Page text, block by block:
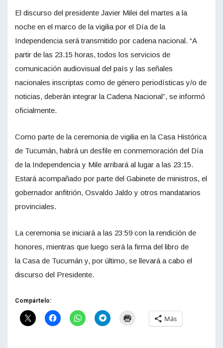
El discurso del presidente Javier Milei del martes a la
noche en el marco de la vigilia por el Día de la
Independencia será transmitido por cadena nacional. “A
partir de las 23.15 horas, todos los servicios de
comunicación audiovisual del país y las señales
nacionales inscriptas como de género periodísticas y/o de
noticias, deberán integrar la Cadena Nacional”, se informó
oficialmente.
Como parte de la ceremonia de vigilia en la Casa Histórica
de Tucumán, habrá un desfile en conmemoración del Día
de la Independencia y Mile arribará al lugar a las 23:15.
Estará acompañado por parte del Gabinete de ministros, el
gobernador anfitrión, Osvaldo Jaldo y otros mandatarios
provinciales.
La ceremonia se iniciará a las 23:59 con la rendición de
honores, mientras que luego será la firma del libro de
la Casa de Tucumán y, por último, se llevará a cabo el
discurso del Presidente.
Compártelo:
Más